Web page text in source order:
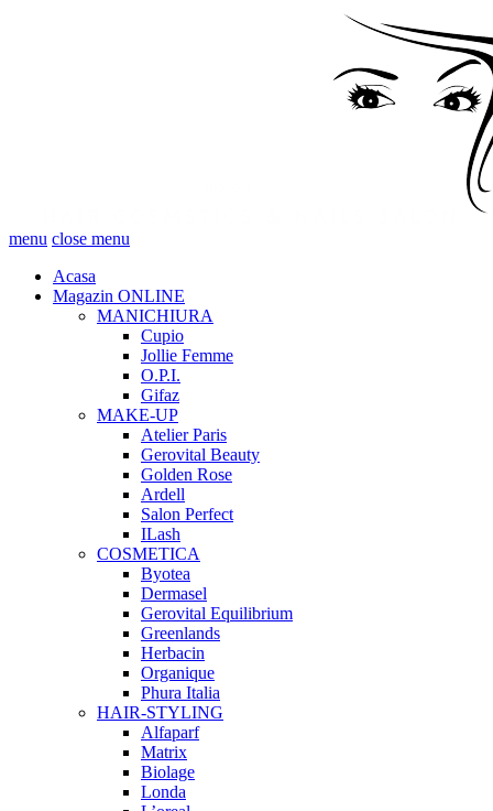
menu close menu
Acasa
Magazin ONLINE
MANICHIURA
Cupio
Jollie Femme
O.P.I.
Gifaz
MAKE-UP
Atelier Paris
Gerovital Beauty
Golden Rose
Ardell
Salon Perfect
ILash
COSMETICA
Byotea
Dermasel
Gerovital Equilibrium
Greenlands
Herbacin
Organique
Phura Italia
HAIR-STYLING
Alfaparf
Matrix
Biolage
Londa